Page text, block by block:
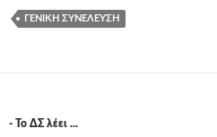
ΓΕΝΙΚΉ ΣΥΝΈΛΕΥΣΗ
- Το ΔΣ λέει ...